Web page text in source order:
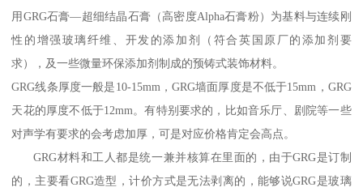
用GRG石膏—超细结晶石膏（高密度Alpha石膏粉）为基料与连续刚
性的增强玻璃纤维、开发的添加剂（符合英国原厂的添加剂要
求），及一些微量环保添加剂制成的预铸式装饰材料。
GRG线条厚度一般是10-15mm，GRG墙面厚度是不低于15mm，GRG
天花的厚度不低于12mm。有特别要求的，比如音乐厅、剧院等一些
对声学有要求的会考虑加厚，可是对应价格肯定会高点。
GRG材料和工人都是统一兼并核算在里面的，由于GRG是订制
的，主要看GRG造型，计价方式是无法剥离的，能够说GRG是玻璃